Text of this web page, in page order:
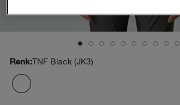
Renk:TNF Black (JK3)